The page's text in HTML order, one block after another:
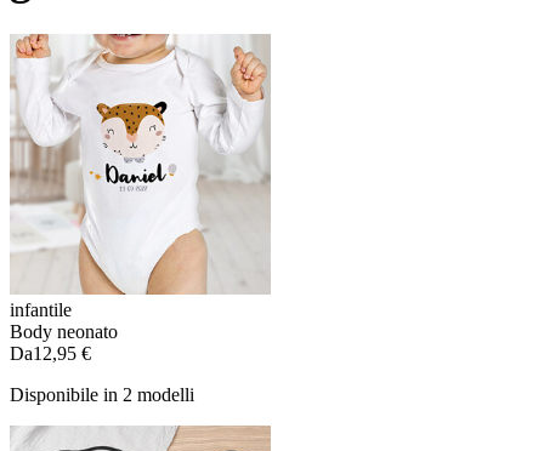
infantile
Body neonato
Da12,95 €
Disponibile in 2 modelli